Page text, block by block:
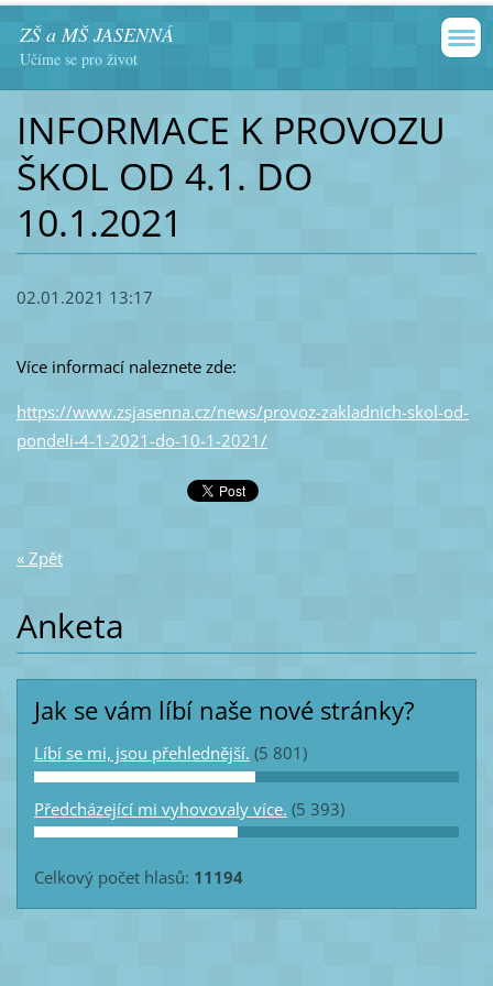
ZŠ a MŠ JASENNÁ
Učíme se pro život
INFORMACE K PROVOZU
ŠKOL OD 4.1. DO
10.1.2021
02.01.2021 13:17
Více informací naleznete zde:
https://www.zsjasenna.cz/news/provoz-zakladnich-skol-od-
pondeli-4-1-2021-do-10-1-2021/
« Zpět
Anketa
Jak se vám líbí naše nové stránky?
Líbí se mi, jsou přehlednější. (5 801)
Předcházející mi vyhovovaly více. (5 393)
Celkový počet hlasů: 11194